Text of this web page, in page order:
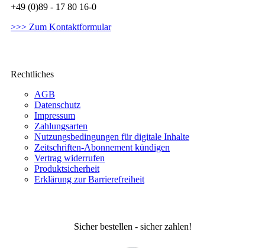
+49 (0)89 - 17 80 16-0
>>> Zum Kontaktformular
Rechtliches
AGB
Datenschutz
Impressum
Zahlungsarten
Nutzungsbedingungen für digitale Inhalte
Zeitschriften-Abonnement kündigen
Vertrag widerrufen
Produktsicherheit
Erklärung zur Barrierefreiheit
Sicher bestellen - sicher zahlen!